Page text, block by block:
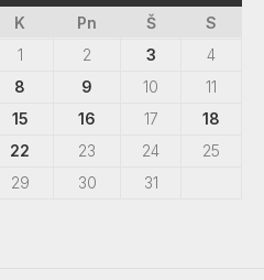
K Pn Š
S
1
2 3
4
8 9 10
11
15 16 17
18
22 23 24
25
29 30
31